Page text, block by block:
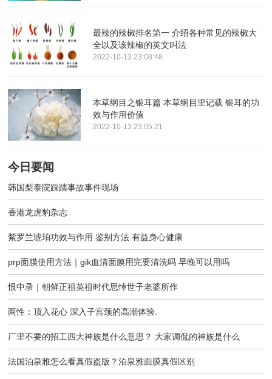
最辣的辣椒排名第一 介绍各种常见的辣椒大
全以及该辣椒的英文叫法
2022-10-13 23:08:48
本草纲目之银耳篇 本草纲目里记载 银耳的功
效与作用价值
2022-10-13 23:05:21
今日要闻
韩国梨泰院踩踏事故事件现场
香港龙虎豹杂志
紫罗兰琥珀功效与作用 鉴别方法 有益身心健康
prp面膜使用方法｜gik血清面膜用完要清洗吗 早晚可以用吗
恨中录｜朝鲜正祖英祖时代思悼世子老婆所作
两性：顶入花心 深入子宫颈的高潮体验.
厂里不要的招工四大神族是什么意思？ 大家调侃的神族是什么
法国泊泉雅怎么看真假盗版？泊泉雅面膜真假区别